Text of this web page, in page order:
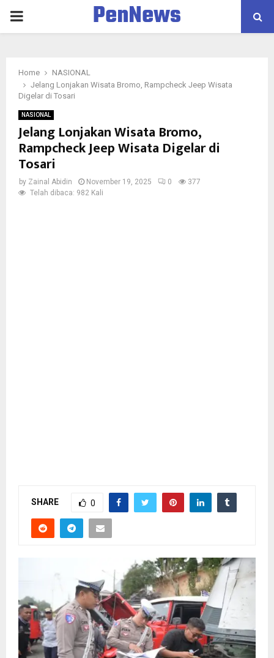
PRIMARY
PenNews
Home
NASIONAL
Jelang Lonjakan Wisata Bromo, Rampcheck Jeep Wisata
Digelar di Tosari
NASIONAL
Jelang Lonjakan Wisata Bromo,
Rampcheck Jeep Wisata Digelar di
Tosari
by Zainal Abidin November 19, 2025 0
377
Telah dibaca: 982 Kali
SHARE 0